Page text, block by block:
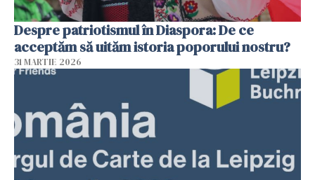
Despre patriotismul în Diaspora: De ce
acceptăm să uităm istoria poporului nostru?
31 MARTIE 2026